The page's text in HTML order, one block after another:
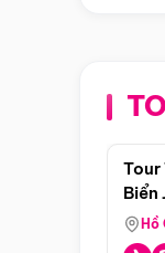
Tour
Biển
Hồ